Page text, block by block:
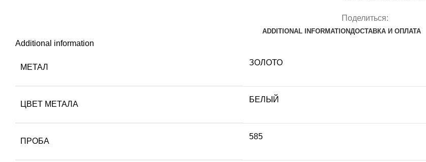
Поделиться:
ADDITIONAL INFORMATIONДОСТАВКА И ОПЛАТА
Additional information
МЕТАЛ
ЗОЛОТО
ЦВЕТ МЕТАЛА
БЕЛЫЙ
ПРОБА
585